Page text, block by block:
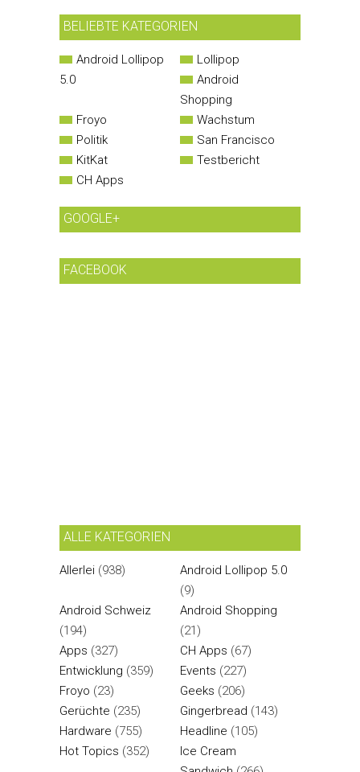
BELIEBTE KATEGORIEN
Android Lollipop
5.0
Lollipop
Android
Shopping
Froyo
Wachstum
Politik
San Francisco
KitKat
Testbericht
CH Apps
GOOGLE+
FACEBOOK
ALLE KATEGORIEN
Allerlei (938)
Android Lollipop 5.0
(9)
Android Schweiz
(194)
Android Shopping
(21)
Apps (327) CH Apps (67)
Entwicklung (359) Events (227)
Froyo (23) Geeks (206)
Gerüchte (235) Gingerbread (143)
Hardware (755) Headline (105)
Hot Topics (352)
Ice Cream